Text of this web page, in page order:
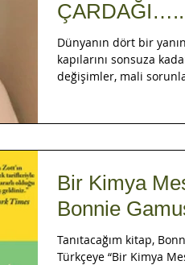
ÇARDAĞI…..
Dünyanın dört bir
kapılarını sonsuza
değişimler, mali sorunlar, asimilasyon ve
Bir Kimya
Bonnie
Tanıtacağım kitap,
Türkçeye “Bir Kimya